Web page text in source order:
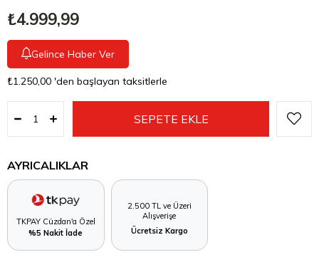
₺4.999,99
Gelince Haber Ver
₺1.250,00 'den başlayan taksitlerle
AYRICALIKLAR
TKPAY Cüzdan'a Özel
%5 Nakit İade
2.500 TL ve Üzeri
Alışverişe
Ücretsiz Kargo